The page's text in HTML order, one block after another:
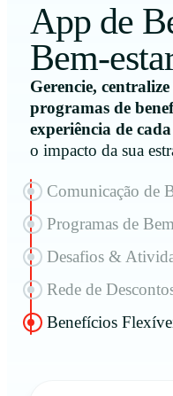
App de
Bem-
Gerencie,
programas de
experiência de
o impacto da sua
Comunicação de
Programas de
Desafios &
Rede de
Benefícios